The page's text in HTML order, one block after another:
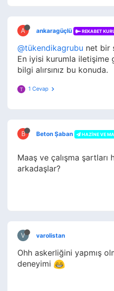
A ankaragüçlü REKABET
@tükendikagrubu net bir
En iyisi kurumla iletişime
bilgi alırsınız bu konuda.
T 1 Cevap
B Beton Şaban HAZINE VE
Maaş ve çalışma şartları
arkadaşlar?
V varolistan
Ohh askerliğini yapmış
deneyimi